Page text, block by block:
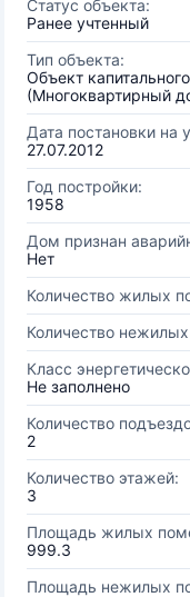
Статус объекта:
Ранее учтенный
Тип объекта:
Объект
(Многоквартирный
Дата постановки на
27.07.2012
Год постройки:
1958
Дом признан
Нет
Количество жилых
Количество
Класс
Не заполнено
Количество
2
Количество этажей:
3
Площадь жилых
999.3
Площадь нежилых